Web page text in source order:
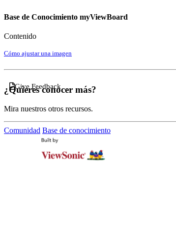
Base de Conocimiento myViewBoard
Contenido
Cómo ajustar una imagen
Give Feedback
¿Quieres conocer más?
Mira nuestros otros recursos.
Comunidad Base de conocimiento